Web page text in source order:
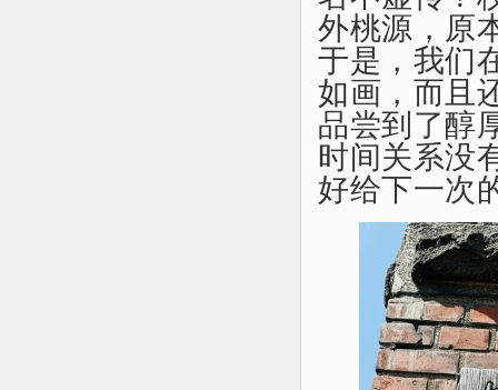
外桃源，原
于是，我们
如画，而且
品尝到了醇
时间关系没
好给下一次